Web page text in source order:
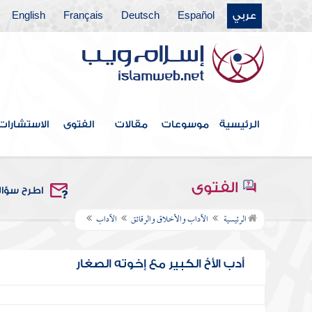
عربي Español
Deutsch
Français
English
الرئيسية موسوعات مقالات الفتوى
الفتوى اطرح
الرئيسية الآداب والأخلاق والرقائق الآداب
أدب الأخ الكبير مع إخوته الصغار